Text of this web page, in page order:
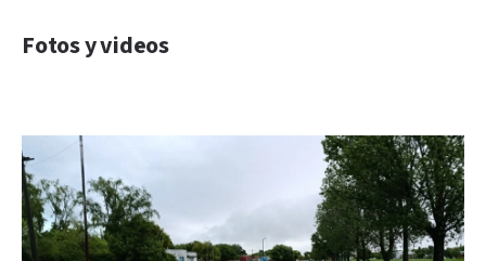
Fotos y videos